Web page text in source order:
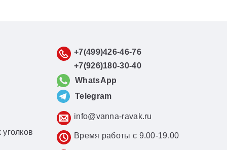
+7(499)426-46-76
+7(926)180-30-40
WhatsApp
Telegram
info@vanna-ravak.ru
Время работы с 9.00-19.00